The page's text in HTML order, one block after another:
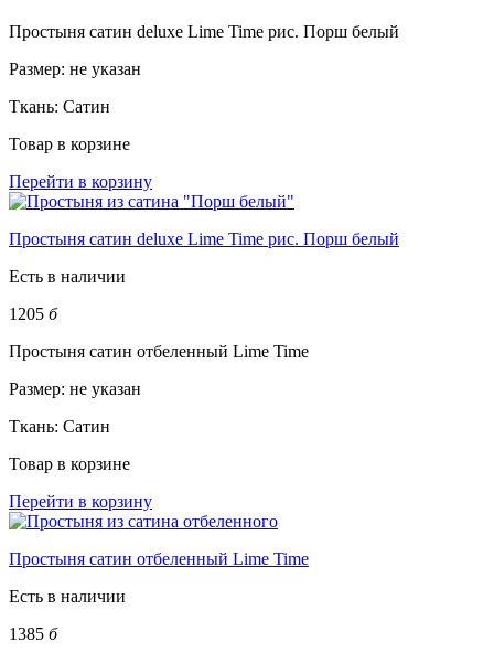
Простыня сатин deluxe Lime Time рис. Порш белый
Размер: не указан
Ткань: Сатин
Товар в корзине
Перейти в корзину
Простыня сатин deluxe Lime Time рис. Порш белый
Есть в наличии
1205 б
Простыня сатин отбеленный Lime Time
Размер: не указан
Ткань: Сатин
Товар в корзине
Перейти в корзину
Простыня сатин отбеленный Lime Time
Есть в наличии
1385 б